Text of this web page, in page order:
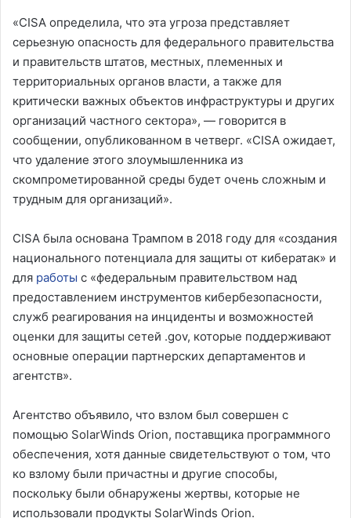
«CISA определила, что эта угроза представляет
серьезную опасность для федерального правительства
и правительств штатов, местных, племенных и
территориальных органов власти, а также для
критически важных объектов инфраструктуры и других
организаций частного сектора», — говорится в
сообщении, опубликованном в четверг. «CISA ожидает,
что удаление этого злоумышленника из
скомпрометированной среды будет очень сложным и
трудным для организаций».
CISA была основана Трампом в 2018 году для «создания
национального потенциала для защиты от кибератак» и
для работы с «федеральным правительством над
предоставлением инструментов кибербезопасности,
служб реагирования на инциденты и возможностей
оценки для защиты сетей .gov, которые поддерживают
основные операции партнерских департаментов и
агентств».
Агентство объявило, что взлом был совершен с
помощью SolarWinds Orion, поставщика программного
обеспечения, хотя данные свидетельствуют о том, что
ко взлому были причастны и другие способы,
поскольку были обнаружены жертвы, которые не
использовали продукты SolarWinds Orion.